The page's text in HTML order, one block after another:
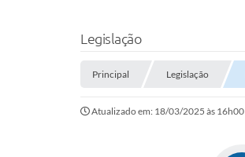
Legislação
Principal Legislação
Atualizado em: 18/03/2025 às 16h00